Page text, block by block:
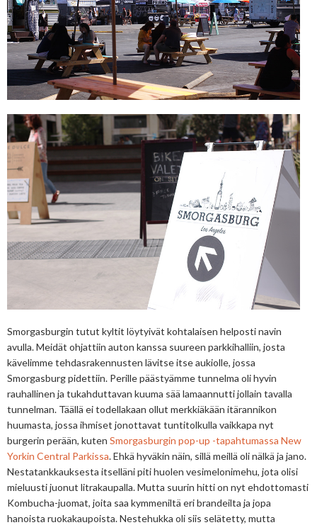
Smorgasburgin tutut kyltit löytyivät kohtalaisen helposti navin
avulla. Meidät ohjattiin auton kanssa suureen parkkihalliin, josta
kävelimme tehdasrakennusten lävitse itse aukiolle, jossa
Smorgasburg pidettiin. Perille päästyämme tunnelma oli hyvin
rauhallinen ja tukahduttavan kuuma sää lamaannutti jollain tavalla
tunnelman. Täällä ei todellakaan ollut merkkiäkään itärannikon
huumasta, jossa ihmiset jonottavat tuntitolkulla vaikkapa nyt
burgerin perään, kuten Smorgasburgin pop-up -tapahtumassa New
Yorkin Central Parkissa. Ehkä hyväkin näin, sillä meillä oli nälkä ja jano.
Nestatankkauksesta itselläni piti huolen vesimelonimehu, jota olisi
mieluusti juonut litrakaupalla. Mutta suurin hitti on nyt ehdottomasti
Kombucha-juomat, joita saa kymmeniltä eri brandeilta ja jopa
hanoista ruokakaupoista. Nestehukka oli siis selätetty, mutta